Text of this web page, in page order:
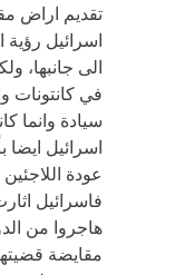
تقديم اراض
اسرائيل رؤية
الى جانبها،
في كانتونات
سيادة وانما
اسرائيل
عودة
فاسرائيل
هاجروا من
مقايضة